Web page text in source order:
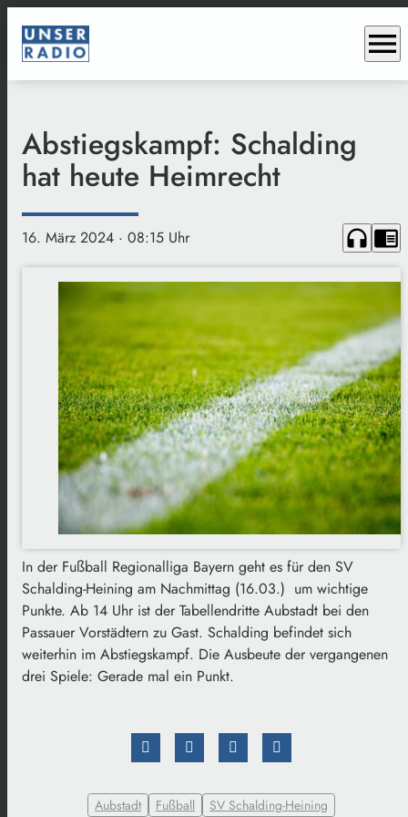
menu
Abstiegskampf: Schalding
hat heute Heimrecht
16. März 2024 · 08:15 Uhr headphones chrome_reader_mode
In der Fußball Regionalliga Bayern geht es für den SV
Schalding-Heining am Nachmittag (16.03.) um wichtige
Punkte. Ab 14 Uhr ist der Tabellendritte Aubstadt bei den
Passauer Vorstädtern zu Gast. Schalding befindet sich
weiterhin im Abstiegskampf. Die Ausbeute der vergangenen
drei Spiele: Gerade mal ein Punkt.
Aubstadt Fußball SV Schalding-Heining